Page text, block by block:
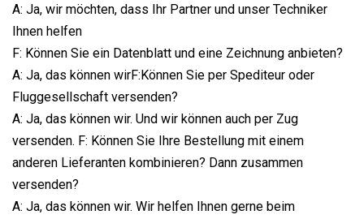
A: Ja, wir möchten, dass Ihr Partner und unser Techniker
Ihnen helfen
F: Können Sie ein Datenblatt und eine Zeichnung anbieten?
A: Ja, das können wirF:Können Sie per Spediteur oder
Fluggesellschaft versenden?
A: Ja, das können wir. Und wir können auch per Zug
versenden. F: Können Sie Ihre Bestellung mit einem
anderen Lieferanten kombinieren? Dann zusammen
versenden?
A: Ja, das können wir. Wir helfen Ihnen gerne beim